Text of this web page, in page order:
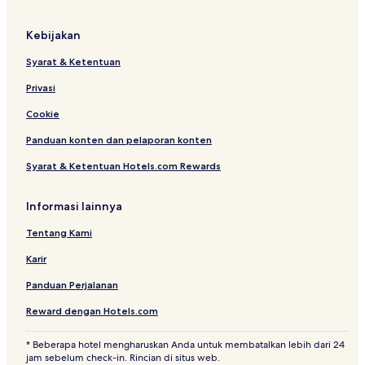
Kebijakan
Syarat & Ketentuan
Privasi
Cookie
Panduan konten dan pelaporan konten
Syarat & Ketentuan Hotels.com Rewards
Informasi lainnya
Tentang Kami
Karir
Panduan Perjalanan
Reward dengan Hotels.com
* Beberapa hotel mengharuskan Anda untuk membatalkan lebih dari 24
jam sebelum check-in. Rincian di situs web.